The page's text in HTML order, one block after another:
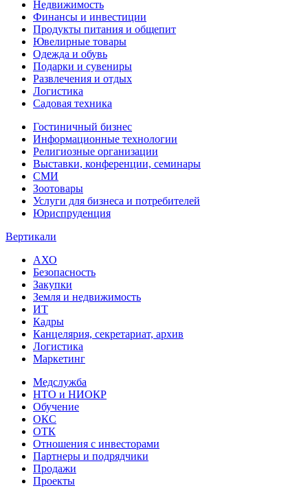
Недвижимость
Финансы и инвестиции
Продукты питания и общепит
Ювелирные товары
Одежда и обувь
Подарки и сувениры
Развлечения и отдых
Логистика
Садовая техника
Гостиничный бизнес
Информационные технологии
Религиозные организации
Выставки, конференции, семинары
СМИ
Зоотовары
Услуги для бизнеса и потребителей
Юриспруденция
Вертикали
АХО
Безопасность
Закупки
Земля и недвижимость
ИТ
Кадры
Канцелярия, секретариат, архив
Логистика
Маркетинг
Медслужба
НТО и НИОКР
Обучение
ОКС
ОТК
Отношения с инвесторами
Партнеры и подрядчики
Продажи
Проекты